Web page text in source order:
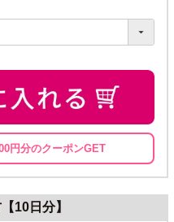
円分のクーポンGET
10日分】